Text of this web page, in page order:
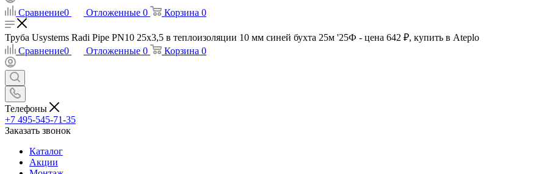
Сравнение0 Отложенные 0 Корзина 0
Труба Usystems Radi Pipe PN10 25x3,5 в теплоизоляции 10 мм синей бухта 25м '25Ф - цена 642 ₽, купить в Ateplo
Сравнение0 Отложенные 0 Корзина 0
Телефоны
+7 495-545-71-35
Заказать звонок
Каталог
Акции